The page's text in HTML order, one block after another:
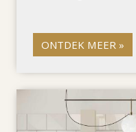
ONTDEK MEER »